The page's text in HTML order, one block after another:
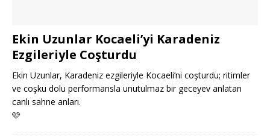
Ekin Uzunlar Kocaeli’yi Karadeniz
Ezgileriyle Coşturdu
Ekin Uzunlar, Karadeniz ezgileriyle Kocaeli’ni coşturdu; ritimler
ve coşku dolu performansla unutulmaz bir geceyev anlatan
canlı sahne anları.
🩷